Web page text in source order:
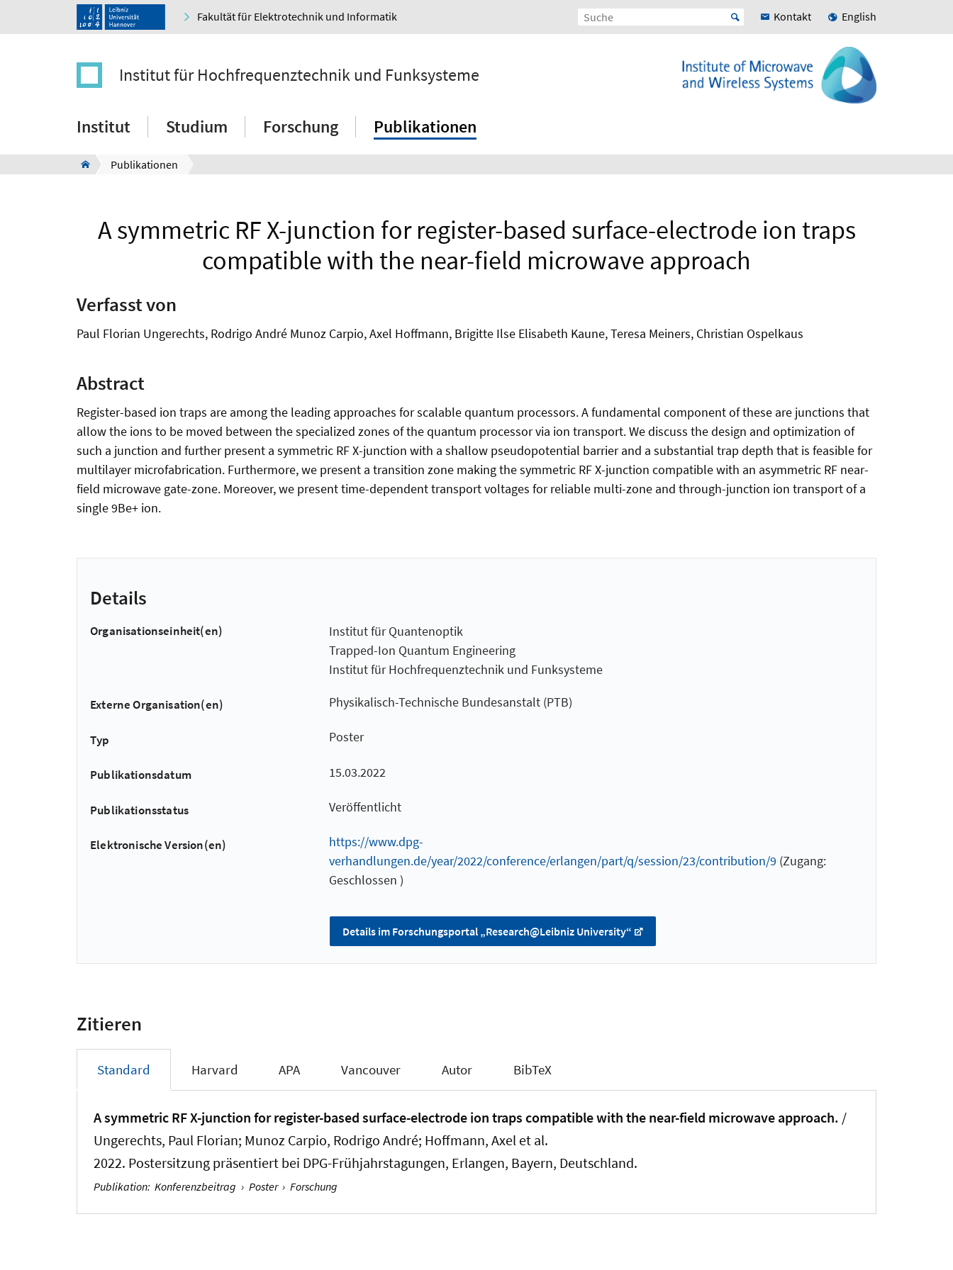
Fakultät für Elektrotechnik und Informatik Kontakt English
Institut für Hochfrequenztechnik und Funksysteme
Institut Studium Forschung Publikationen
Publikationen
A symmetric RF X-junction for register-based surface-electrode ion traps
compatible with the near-field microwave approach
Verfasst von
Paul Florian Ungerechts, Rodrigo André Munoz Carpio, Axel Hoffmann, Brigitte Ilse Elisabeth Kaune, Teresa Meiners, Christian Ospelkaus
Abstract
Register-based ion traps are among the leading approaches for scalable quantum processors. A fundamental component of these are junctions that
allow the ions to be moved between the specialized zones of the quantum processor via ion transport. We discuss the design and optimization of
such a junction and further present a symmetric RF X-junction with a shallow pseudopotential barrier and a substantial trap depth that is feasible for
multilayer microfabrication. Furthermore, we present a transition zone making the symmetric RF X-junction compatible with an asymmetric RF near-
field microwave gate-zone. Moreover, we present time-dependent transport voltages for reliable multi-zone and through-junction ion transport of a
single 9Be+ ion.
Details
Organisationseinheit(en)
Institut für Quantenoptik
Trapped-Ion Quantum Engineering
Institut für Hochfrequenztechnik und Funksysteme
Externe Organisation(en) Physikalisch-Technische Bundesanstalt (PTB)
Typ Poster
Publikationsdatum 15.03.2022
Publikationsstatus Veröffentlicht
Elektronische Version(en)
https://www.dpg-
verhandlungen.de/year/2022/conference/erlangen/part/q/session/23/contribution/9 (Zugang:
Geschlossen )
Details im Forschungsportal „Research@Leibniz University“
Zitieren
Standard Harvard APA Vancouver Autor BibTeX
A symmetric RF X-junction for register-based surface-electrode ion traps compatible with the near-field microwave approach. /
Ungerechts, Paul Florian; Munoz Carpio, Rodrigo André; Hoffmann, Axel et al.
2022. Postersitzung präsentiert bei DPG-Frühjahrstagungen, Erlangen, Bayern, Deutschland.
Publikation: Konferenzbeitrag › Poster › Forschung